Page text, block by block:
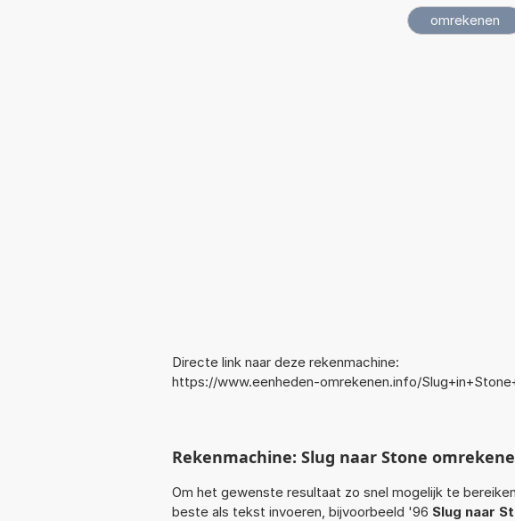
Directe link naar deze rekenmachine:
https://www.eenheden-omrekenen.info/
Rekenmachine: Slug naar Stone
Om het gewenste resultaat zo snel mogelijk te
beste als tekst invoeren, bijvoorbeeld '96 Slug naar